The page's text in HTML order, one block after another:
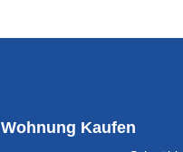
Wohnung Kaufen